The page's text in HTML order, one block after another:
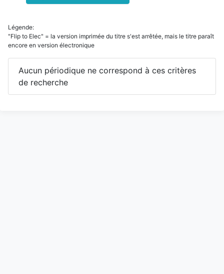
Légende:
"Flip to Elec" = la version imprimée du titre s'est arrêtée, mais le titre paraît
encore en version électronique
Aucun périodique ne correspond à ces critères
de recherche